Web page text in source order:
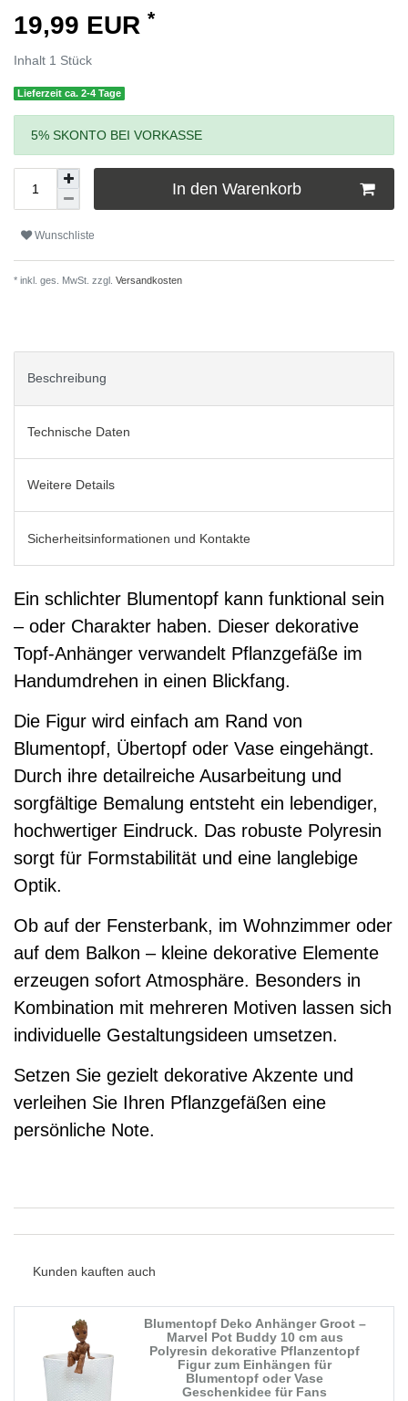
19,99 EUR *
Inhalt 1 Stück
Lieferzeit ca. 2-4 Tage
5% SKONTO BEI VORKASSE
In den Warenkorb
Wunschliste
* inkl. ges. MwSt. zzgl. Versandkosten
Beschreibung
Technische Daten
Weitere Details
Sicherheitsinformationen und Kontakte
Ein schlichter Blumentopf kann funktional sein
– oder Charakter haben. Dieser dekorative
Topf-Anhänger verwandelt Pflanzgefäße im
Handumdrehen in einen Blickfang.
Die Figur wird einfach am Rand von
Blumentopf, Übertopf oder Vase eingehängt.
Durch ihre detailreiche Ausarbeitung und
sorgfältige Bemalung entsteht ein lebendiger,
hochwertiger Eindruck. Das robuste Polyresin
sorgt für Formstabilität und eine langlebige
Optik.
Ob auf der Fensterbank, im Wohnzimmer oder
auf dem Balkon – kleine dekorative Elemente
erzeugen sofort Atmosphäre. Besonders in
Kombination mit mehreren Motiven lassen sich
individuelle Gestaltungsideen umsetzen.
Setzen Sie gezielt dekorative Akzente und
verleihen Sie Ihren Pflanzgefäßen eine
persönliche Note.
Kunden kauften auch
Blumentopf Deko Anhänger Groot –
Marvel Pot Buddy 10 cm aus
Polyresin dekorative Pflanzentopf
Figur zum Einhängen für
Blumentopf oder Vase
Geschenkidee für Fans